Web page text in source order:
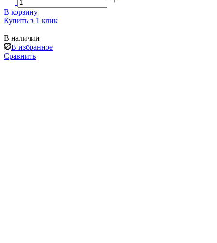
В корзину
Купить в 1 клик
В наличии
В избранное
Сравнить